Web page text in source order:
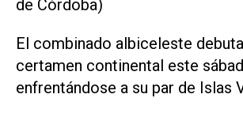
de Córdoba)
El combinado albiceleste
certamen continental este
enfrentándose a su par de Islas